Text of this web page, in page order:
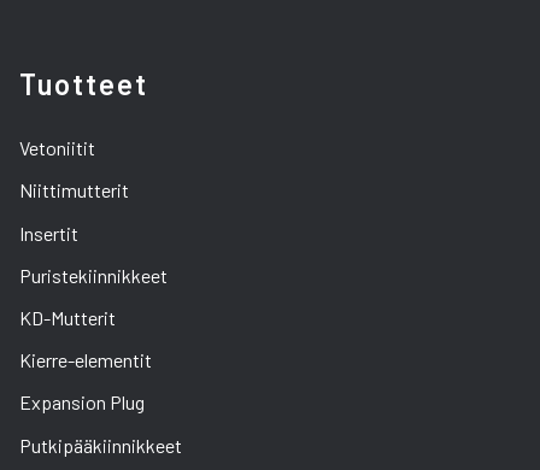
Tuotteet
Vetoniitit
Niittimutterit
Insertit
Puristekiinnikkeet
KD-Mutterit
Kierre-elementit
Expansion Plug
Putkipääkiinnikkeet